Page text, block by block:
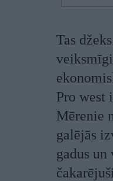
Tas
Pro west
Mērenie
galējās
gadus